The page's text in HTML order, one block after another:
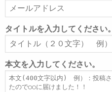
ー
ル
ア
ド
レ
ス
タイトルを入力してください。
タ
イ
ト
ル
本文を入力してください。
本
文